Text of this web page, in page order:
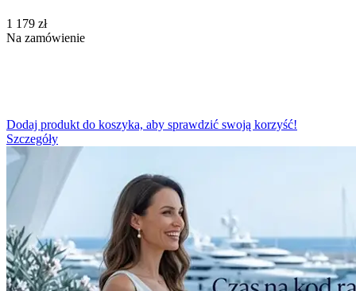
‍1 179‍ zł
Na zamówienie
Dodaj produkt do koszyka, aby sprawdzić swoją korzyść!
Szczegóły